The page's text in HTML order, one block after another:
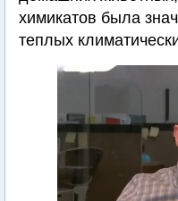
химикатов была
теплых